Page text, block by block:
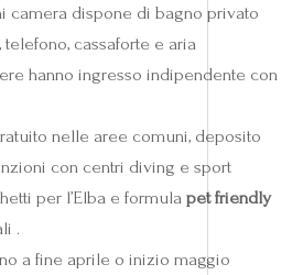
camera dispone di bagno privato
cassaforte e aria
hanno ingresso indipendente con
nelle aree comuni, deposito
con centri diving e sport
per l’Elba e formula pet friendly
.
a fine aprile o inizio maggio